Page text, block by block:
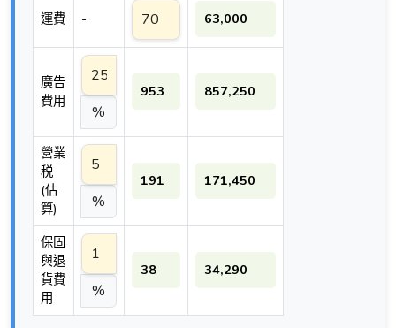
運費 - 63,000
廣告
費用
%
953 857,250
營業
税
(估
算)
%
191 171,450
保固
與退
貨費
用
%
38 34,290